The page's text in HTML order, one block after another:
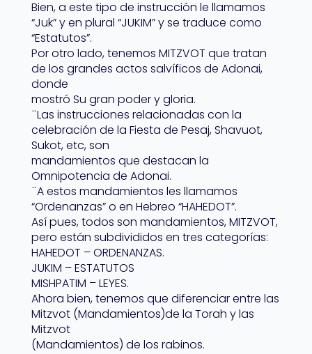
Bien, a este tipo de instrucción le llamamos
“Juk” y en plural “JUKIM” y se traduce como
“Estatutos”.
Por otro lado, tenemos MITZVOT que tratan
de los grandes actos salvíficos de Adonai,
donde
mostró Su gran poder y gloria.
̈ Las instrucciones relacionadas con la
celebración de la Fiesta de Pesaj, Shavuot,
Sukot, etc, son
mandamientos que destacan la
Omnipotencia de Adonai.
̈ A estos mandamientos les llamamos
“Ordenanzas” o en Hebreo “HAHEDOT”.
Así pues, todos son mandamientos, MITZVOT,
pero están subdivididos en tres categorías:
HAHEDOT – ORDENANZAS.
JUKIM – ESTATUTOS
MISHPATIM – LEYES.
Ahora bien, tenemos que diferenciar entre las
Mitzvot (Mandamientos)de la Torah y las
Mitzvot
(Mandamientos) de los rabinos.